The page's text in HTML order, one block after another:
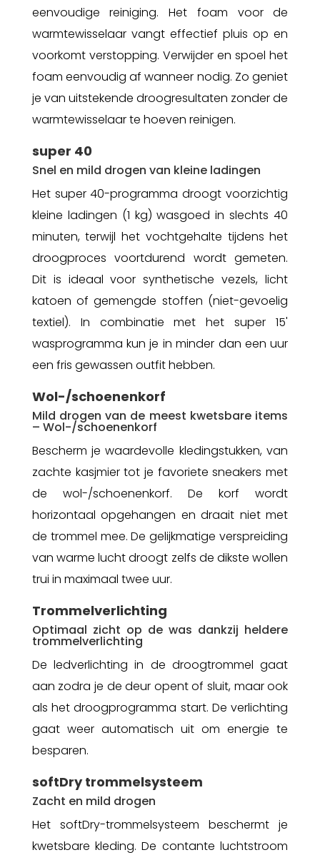
eenvoudige reiniging. Het foam voor de
warmtewisselaar vangt effectief pluis op en
voorkomt verstopping. Verwijder en spoel het
foam eenvoudig af wanneer nodig. Zo geniet
je van uitstekende droogresultaten zonder de
warmtewisselaar te hoeven reinigen.
super 40
Snel en mild drogen van kleine ladingen
Het super 40-programma droogt voorzichtig
kleine ladingen (1 kg) wasgoed in slechts 40
minuten, terwijl het vochtgehalte tijdens het
droogproces voortdurend wordt gemeten.
Dit is ideaal voor synthetische vezels, licht
katoen of gemengde stoffen (niet-gevoelig
textiel). In combinatie met het super 15'
wasprogramma kun je in minder dan een uur
een fris gewassen outfit hebben.
Wol-/schoenenkorf
Mild drogen van de meest kwetsbare items
– Wol-/schoenenkorf
Bescherm je waardevolle kledingstukken, van
zachte kasjmier tot je favoriete sneakers met
de wol-/schoenenkorf. De korf wordt
horizontaal opgehangen en draait niet met
de trommel mee. De gelijkmatige verspreiding
van warme lucht droogt zelfs de dikste wollen
trui in maximaal twee uur.
Trommelverlichting
Optimaal zicht op de was dankzij heldere
trommelverlichting
De ledverlichting in de droogtrommel gaat
aan zodra je de deur opent of sluit, maar ook
als het droogprogramma start. De verlichting
gaat weer automatisch uit om energie te
besparen.
softDry trommelsysteem
Zacht en mild drogen
Het softDry-trommelsysteem beschermt je
kwetsbare kleding. De contante luchtstroom